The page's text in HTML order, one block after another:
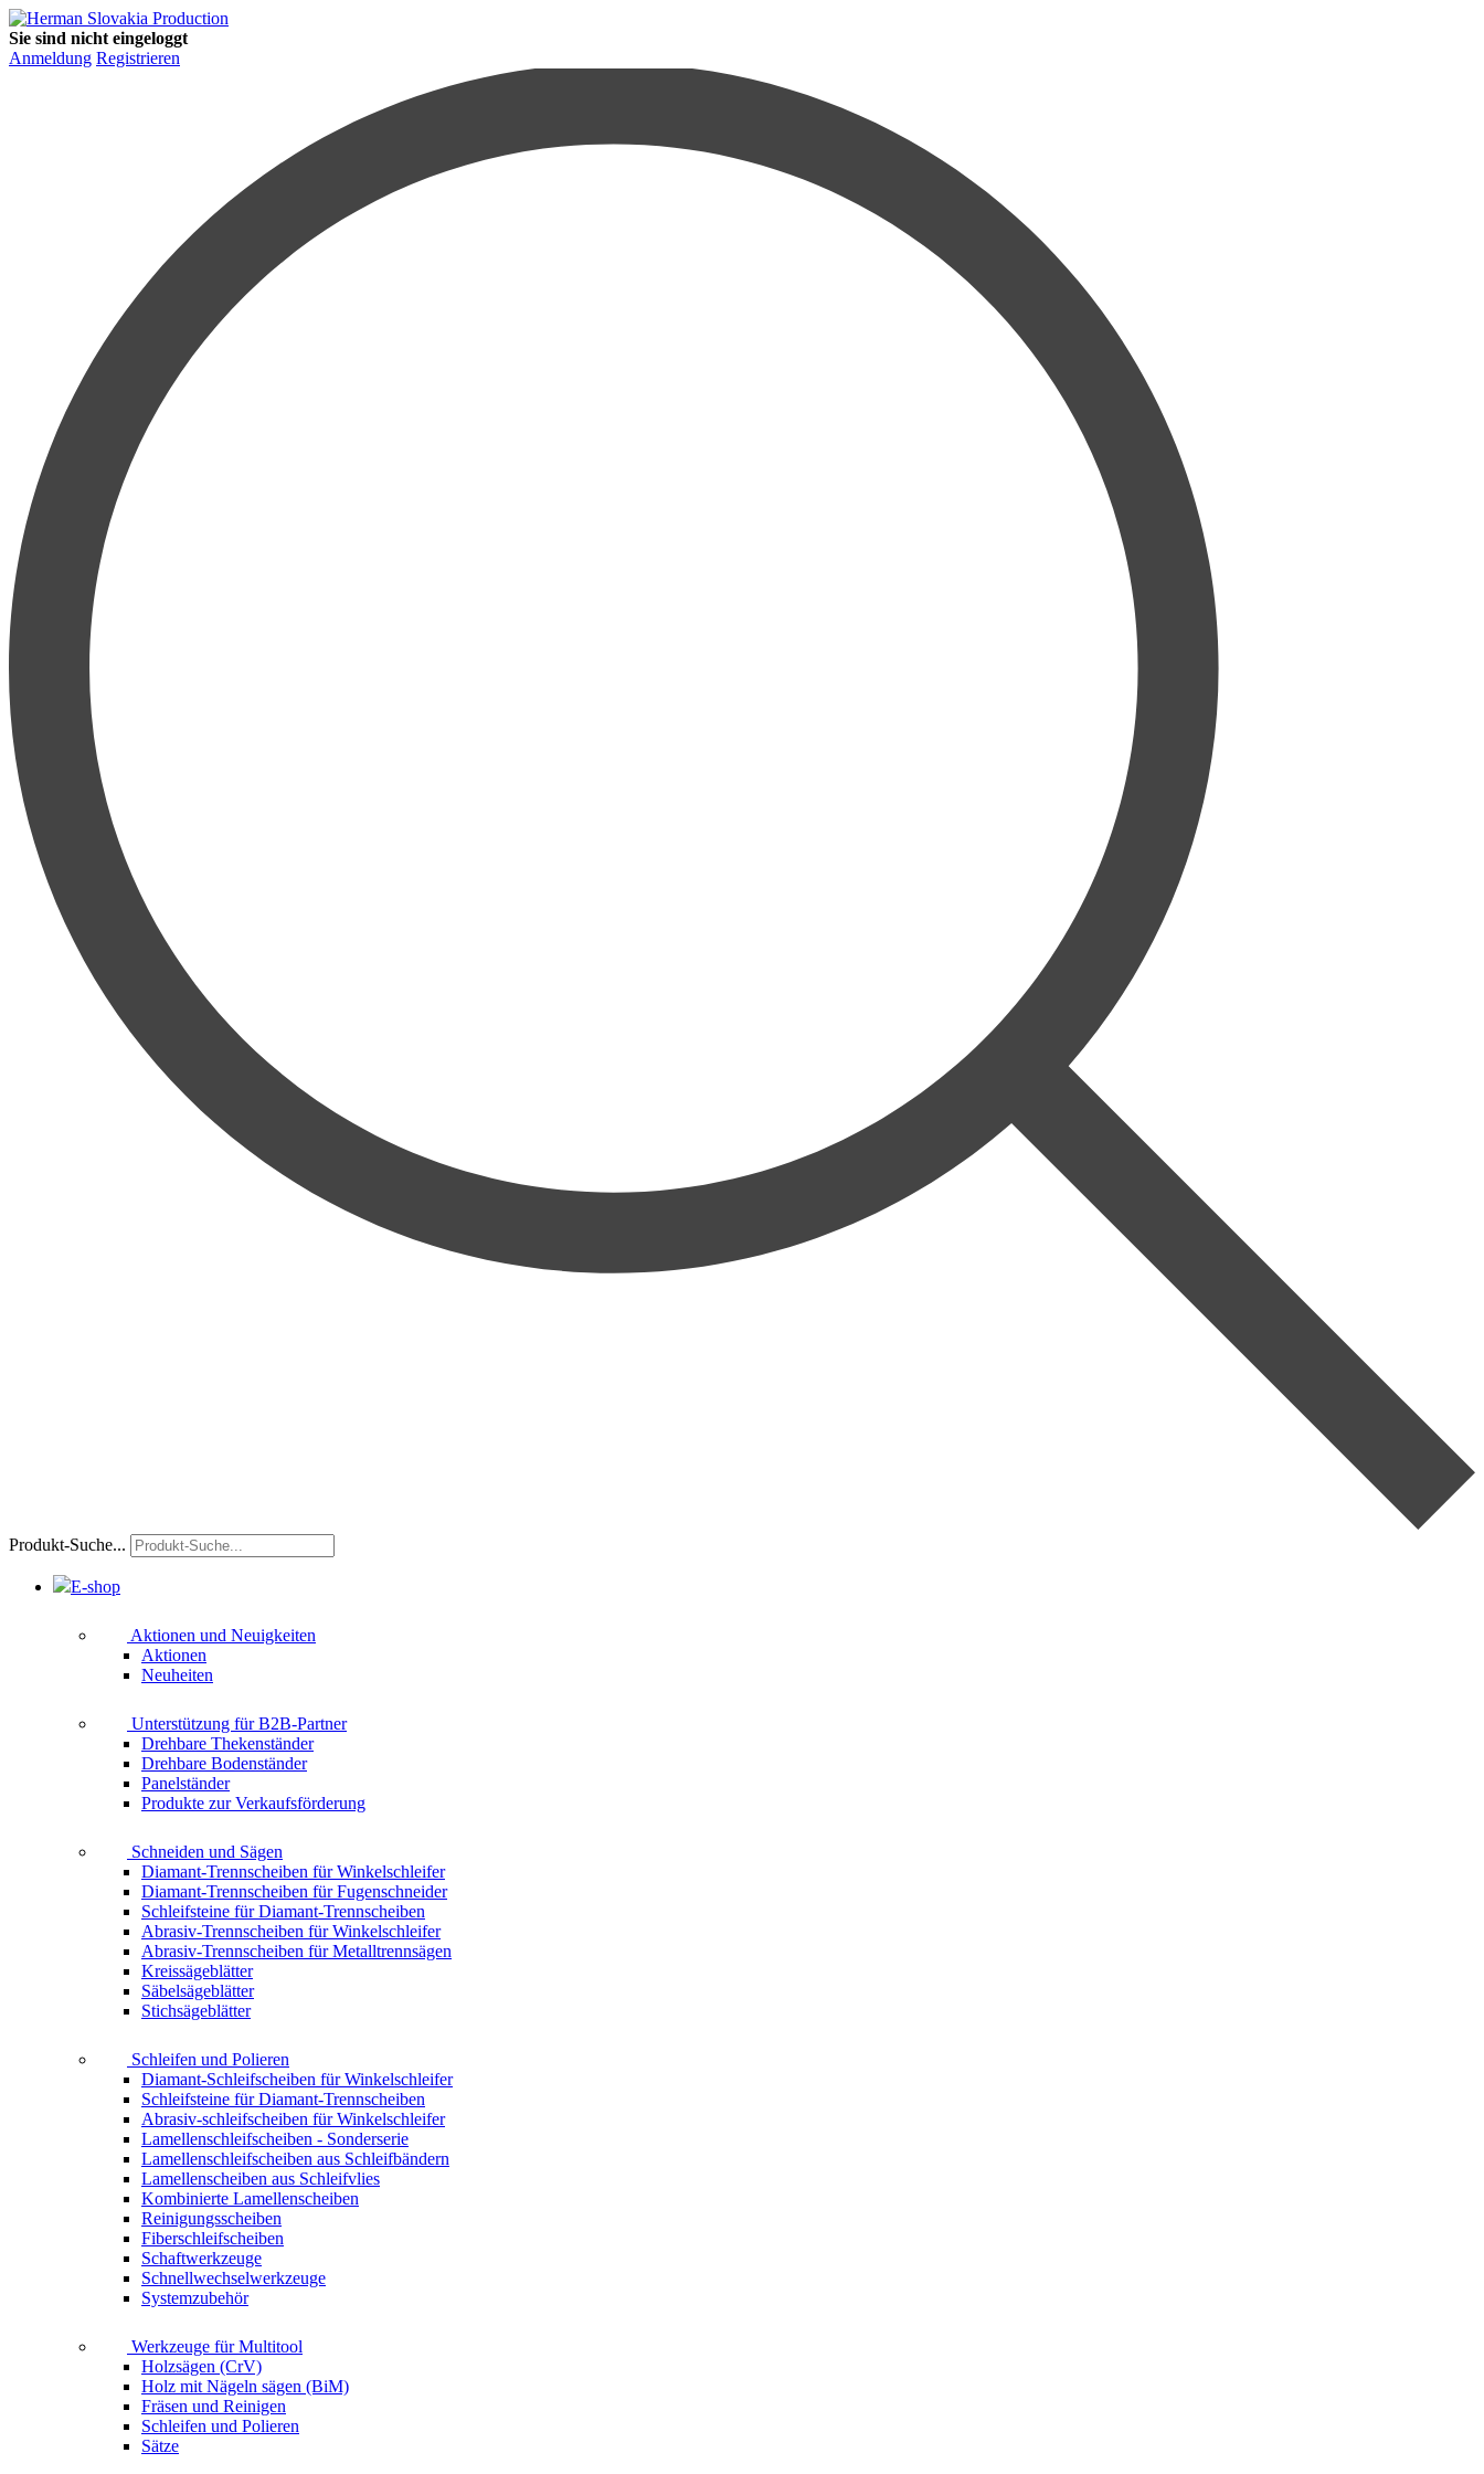
Sie sind nicht eingeloggt
Anmeldung Registrieren
Produkt-Suche...
E-shop
Aktionen und Neuigkeiten
Aktionen
Neuheiten
Unterstützung für B2B-Partner
Drehbare Thekenständer
Drehbare Bodenständer
Panelständer
Produkte zur Verkaufsförderung
Schneiden und Sägen
Diamant-Trennscheiben für Winkelschleifer
Diamant-Trennscheiben für Fugenschneider
Schleifsteine für Diamant-Trennscheiben
Abrasiv-Trennscheiben für Winkelschleifer
Abrasiv-Trennscheiben für Metalltrennsägen
Kreissägeblätter
Säbelsägeblätter
Stichsägeblätter
Schleifen und Polieren
Diamant-Schleifscheiben für Winkelschleifer
Schleifsteine für Diamant-Trennscheiben
Abrasiv-schleifscheiben für Winkelschleifer
Lamellenschleifscheiben - Sonderserie
Lamellenschleifscheiben aus Schleifbändern
Lamellenscheiben aus Schleifvlies
Kombinierte Lamellenscheiben
Reinigungsscheiben
Fiberschleifscheiben
Schaftwerkzeuge
Schnellwechselwerkzeuge
Systemzubehör
Werkzeuge für Multitool
Holzsägen (CrV)
Holz mit Nägeln sägen (BiM)
Fräsen und Reinigen
Schleifen und Polieren
Sätze